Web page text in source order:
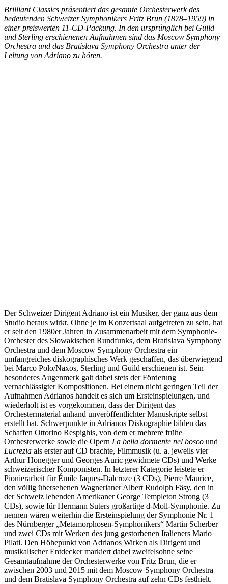
Brilliant Classics präsentiert das gesamte Orchesterwerk des
bedeutenden Schweizer Symphonikers Fritz Brun (1878–1959) in
einer preiswerten 11-CD-Packung. In den ursprünglich bei Guild
und Sterling erschienenen Aufnahmen sind das Moscow Symphony
Orchestra und das Bratislava Symphony Orchestra unter der
Leitung von Adriano zu hören.
Der Schweizer Dirigent Adriano ist ein Musiker, der ganz aus dem
Studio heraus wirkt. Ohne je im Konzertsaal aufgetreten zu sein, hat
er seit den 1980er Jahren in Zusammenarbeit mit dem Symphonie-
Orchester des Slowakischen Rundfunks, dem Bratislava Symphony
Orchestra und dem Moscow Symphony Orchestra ein
umfangreiches diskographisches Werk geschaffen, das überwiegend
bei Marco Polo/Naxos, Sterling und Guild erschienen ist. Sein
besonderes Augenmerk galt dabei stets der Förderung
vernachlässigter Kompositionen. Bei einem nicht geringen Teil der
Aufnahmen Adrianos handelt es sich um Ersteinspielungen, und
wiederholt ist es vorgekommen, dass der Dirigent das
Orchestermaterial anhand unveröffentlichter Manuskripte selbst
erstellt hat. Schwerpunkte in Adrianos Diskographie bilden das
Schaffen Ottorino Respighis, von dem er mehrere frühe
Orchesterwerke sowie die Opern La bella dormente nel bosco und
Lucrezia als erster auf CD brachte, Filmmusik (u. a. jeweils vier
Arthur Honegger und Georges Auric gewidmete CDs) und Werke
schweizerischer Komponisten. In letzterer Kategorie leistete er
Pionierarbeit für Émile Jaques-Dalcroze (3 CDs), Pierre Maurice,
den völlig übersehenen Wagnerianer Albert Rudolph Fäsy, den in
der Schweiz lebenden Amerikaner George Templeton Strong (3
CDs), sowie für Hermann Suters großartige d-Moll-Symphonie. Zu
nennen wären weiterhin die Ersteinspielung der Symphonie Nr. 1
des Nürnberger „Metamorphosen-Symphonikers“ Martin Scherber
und zwei CDs mit Werken des jung gestorbenen Italieners Mario
Pilati. Den Höhepunkt von Adrianos Wirken als Dirigent und
musikalischer Entdecker markiert dabei zweifelsohne seine
Gesamtaufnahme der Orchesterwerke von Fritz Brun, die er
zwischen 2003 und 2015 mit dem Moscow Symphony Orchestra
und dem Bratislava Symphony Orchestra auf zehn CDs festhielt.